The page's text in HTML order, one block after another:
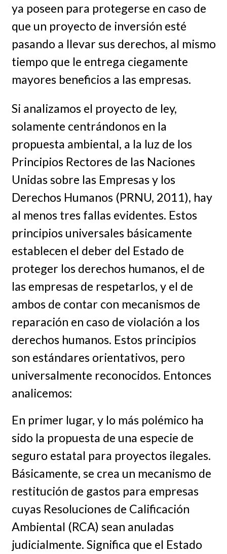
ya poseen para protegerse en caso de
que un proyecto de inversión esté
pasando a llevar sus derechos, al mismo
tiempo que le entrega ciegamente
mayores beneficios a las empresas.
Si analizamos el proyecto de ley,
solamente centrándonos en la
propuesta ambiental, a la luz de los
Principios Rectores de las Naciones
Unidas sobre las Empresas y los
Derechos Humanos (PRNU, 2011), hay
al menos tres fallas evidentes. Estos
principios universales básicamente
establecen el deber del Estado de
proteger los derechos humanos, el de
las empresas de respetarlos, y el de
ambos de contar con mecanismos de
reparación en caso de violación a los
derechos humanos. Estos principios
son estándares orientativos, pero
universalmente reconocidos. Entonces
analicemos:
En primer lugar, y lo más polémico ha
sido la propuesta de una especie de
seguro estatal para proyectos ilegales.
Básicamente, se crea un mecanismo de
restitución de gastos para empresas
cuyas Resoluciones de Calificación
Ambiental (RCA) sean anuladas
judicialmente. Significa que el Estado